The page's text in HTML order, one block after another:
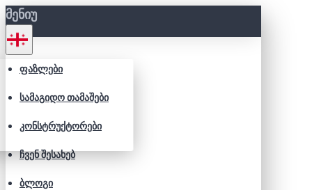
ᲛᲔᲜᲘᲣ
ᲤᲐᲖᲚᲔᲑᲘ
ᲡᲐᲛᲐᲒᲘᲓᲝ ᲗᲐᲛᲐᲨᲔᲑᲘ
ᲙᲝᲜᲡᲢᲠᲣᲥᲢᲝᲠᲔᲑᲘ
ᲩᲕᲔᲜ ᲨᲔᲡᲐᲮᲔᲑ
ᲑᲚᲝᲒᲘ